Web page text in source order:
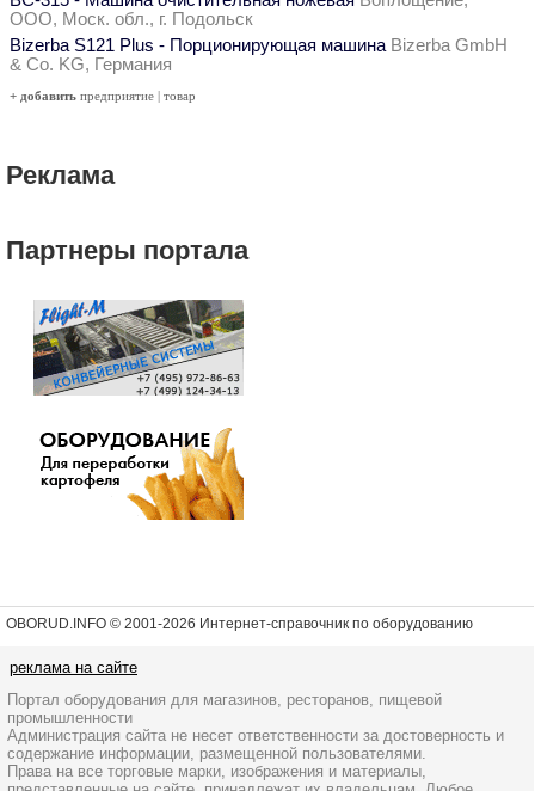
ООО, Моск. обл., г. Подольск
Bizerba S121 Plus - Порционирующая машина Bizerba GmbH
& Co. KG, Германия
+ добавить предприятие | товар
Реклама
Партнеры портала
OBORUD.INFO © 2001-2026 Интернет-справочник по оборудованию
реклама на сайте
Портал оборудования для магазинов, ресторанов, пищевой
промышленности
Администрация сайта не несет ответственности за достоверность и
содержание информации, размещенной пользователями.
Права на все торговые марки, изображения и материалы,